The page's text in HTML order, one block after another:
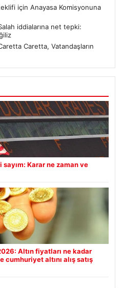
için Anayasa Komisyonuna
iddialarına net tepki:
Caretta, Vatandaşların
sayım: Karar ne zaman ve
Altın fiyatları ne kadar
cumhuriyet altını alış satış